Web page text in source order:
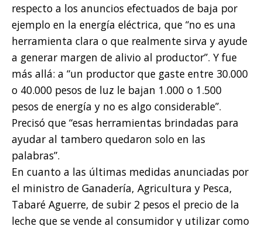
respecto a los anuncios efectuados de baja por
ejemplo en la energía eléctrica, que “no es una
herramienta clara o que realmente sirva y ayude
a generar margen de alivio al productor”. Y fue
más allá: a “un productor que gaste entre 30.000
o 40.000 pesos de luz le bajan 1.000 o 1.500
pesos de energía y no es algo considerable”.
Precisó que “esas herramientas brindadas para
ayudar al tambero quedaron solo en las
palabras”.
En cuanto a las últimas medidas anunciadas por
el ministro de Ganadería, Agricultura y Pesca,
Tabaré Aguerre, de subir 2 pesos el precio de la
leche que se vende al consumidor y utilizar como